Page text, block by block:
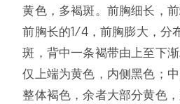
黄色，多褐斑。前胸细长，
前胸长的1/4，前胸膨大，分
斑，背中一条褐带由上至下
仅上端为黄色，内侧黑色；
整体褐色，余者大部分黄色